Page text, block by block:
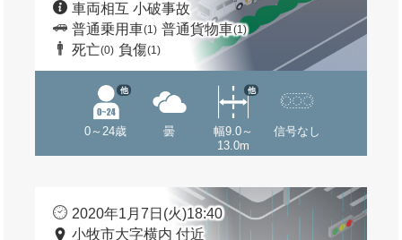
車両相互 小破事故
普通乗用車(1) 普通貨物車(1)
死亡(0) 負傷(1)
0～24歳
他
曇
幅9.0～
13.0m
他
信号なし
2020年1月7日(火)18:40
小牧市大字横内 付近